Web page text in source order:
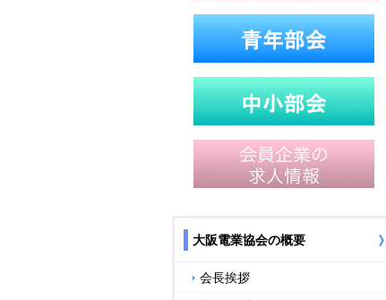
大阪電業協会の概要
会長挨拶